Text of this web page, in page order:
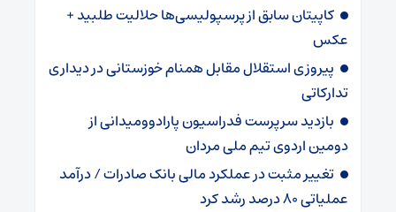
کاپیتان سابق از پرسپولیسی‌ها حلالیت طلبید +
عکس
پیروزی استقلال مقابل همنام خوزستانی در دیداری
تدارکاتی
بازدید سرپرست فدراسیون پارادوومیدانی از
دومین اردوی تیم ملی مردان
تغییر مثبت در عملکرد مالی بانک صادرات / درآمد
عملیاتی ۸۰ درصد رشد کرد